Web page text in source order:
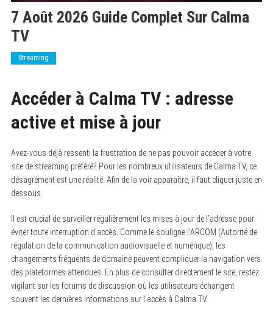
7 Août 2026 Guide Complet Sur Calma
TV
Streaming
Accéder à Calma TV : adresse
active et mise à jour
Avez-vous déjà ressenti la frustration de ne pas pouvoir accéder à votre
site de streaming préféré? Pour les nombreux utilisateurs de Calma TV, ce
désagrément est une réalité. Afin de la voir apparaître, il faut cliquer juste en
dessous.
Il est crucial de surveiller régulièrement les mises à jour de l’adresse pour
éviter toute interruption d’accès. Comme le souligne l’ARCOM (Autorité de
régulation de la communication audiovisuelle et numérique), les
changements fréquents de domaine peuvent compliquer la navigation vers
des plateformes attendues. En plus de consulter directement le site, restez
vigilant sur les forums de discussion où les utilisateurs échangent
souvent les dernières informations sur l’accès à Calma TV.